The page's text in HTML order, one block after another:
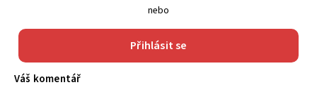
nebo
Přihlásit se
Váš komentář